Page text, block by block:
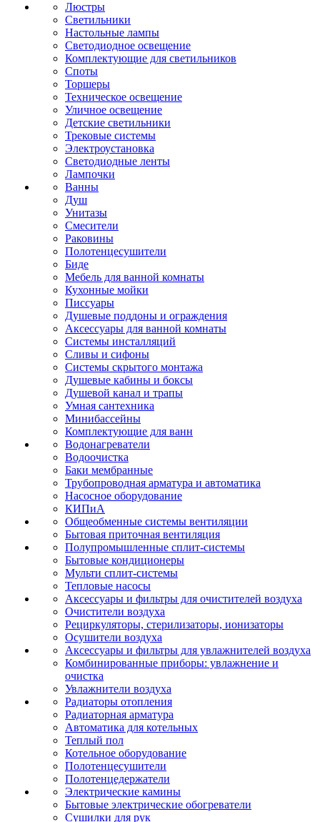
Люстры
Светильники
Настольные лампы
Светодиодное освещение
Комплектующие для светильников
Споты
Торшеры
Техническое освещение
Уличное освещение
Детские светильники
Трековые системы
Электроустановка
Светодиодные ленты
Лампочки
Ванны
Душ
Унитазы
Смесители
Раковины
Полотенцесушители
Биде
Мебель для ванной комнаты
Кухонные мойки
Писсуары
Душевые поддоны и ограждения
Аксессуары для ванной комнаты
Системы инсталляций
Сливы и сифоны
Системы скрытого монтажа
Душевые кабины и боксы
Душевой канал и трапы
Умная сантехника
Минибассейны
Комплектующие для ванн
Водонагреватели
Водоочистка
Баки мембранные
Трубопроводная арматура и автоматика
Насосное оборудование
КИПиА
Общеобменные системы вентиляции
Бытовая приточная вентиляция
Полупромышленные сплит-системы
Бытовые кондиционеры
Мульти сплит-системы
Тепловые насосы
Аксессуары и фильтры для очистителей воздуха
Очистители воздуха
Рециркуляторы, стерилизаторы, ионизаторы
Осушители воздуха
Аксессуары и фильтры для увлажнителей воздуха
Комбинированные приборы: увлажнение и
очистка
Увлажнители воздуха
Радиаторы отопления
Радиаторная арматура
Автоматика для котельных
Теплый пол
Котельное оборудование
Полотенцесушители
Полотенцедержатели
Электрические камины
Бытовые электрические обогреватели
Сушилки для рук